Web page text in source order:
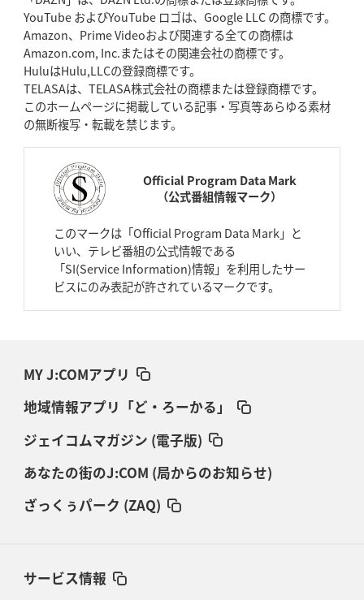
YouTube およびYouTube ロゴは、Google LLC の商標です。
Amazon、Prime Videoおよび関連する全ての商標は
Amazon.com, Inc.またはその関連会社の商標です。
HuluはHulu,LLCの登録商標です。
TELASAは、TELASA株式会社の商標または登録商標です。
このホームページに掲載している記事・写真等あらゆる素材
の無断複写・転載を禁じます。
Official Program Data Mark
（公式番組情報マーク）
このマークは「Official Program Data Mark」と
いい、テレビ番組の公式情報である
「SI(Service Information)情報」を利用したサー
ビスにのみ表記が許されているマークです。
MY J:COMアプリ
地域情報アプリ「ど・ろーかる」
ジェイコムマガジン (電子版)
あなたの街のJ:COM (局からのお知らせ)
ざっくぅパーク (ZAQ)
サービス情報